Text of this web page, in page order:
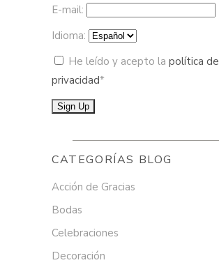
E-mail:
Idioma:
He leído y acepto la política de
privacidad*
CATEGORÍAS BLOG
Acción de Gracias
Bodas
Celebraciones
Decoración